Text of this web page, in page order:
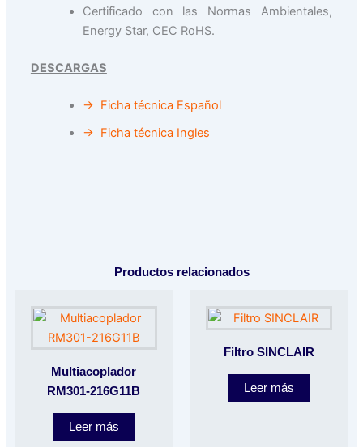
Certificado con las Normas Ambientales,
Energy Star, CEC RoHS.
DESCARGAS
→ Ficha técnica Español
→ Ficha técnica Ingles
Productos relacionados
Multiacoplador
RM301-216G11B
Leer más
Filtro SINCLAIR
Leer más